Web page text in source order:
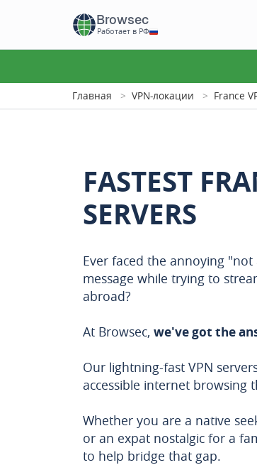
Browsec
Работает в РФ
Главная VPN-локации France
FASTEST
SERVERS
Ever faced the annoying
message while trying to
abroad?
At Browsec, we've got the
Our lightning-fast VPN
accessible internet browsing
Whether you are a native
or an expat nostalgic for a
to help bridge that gap.